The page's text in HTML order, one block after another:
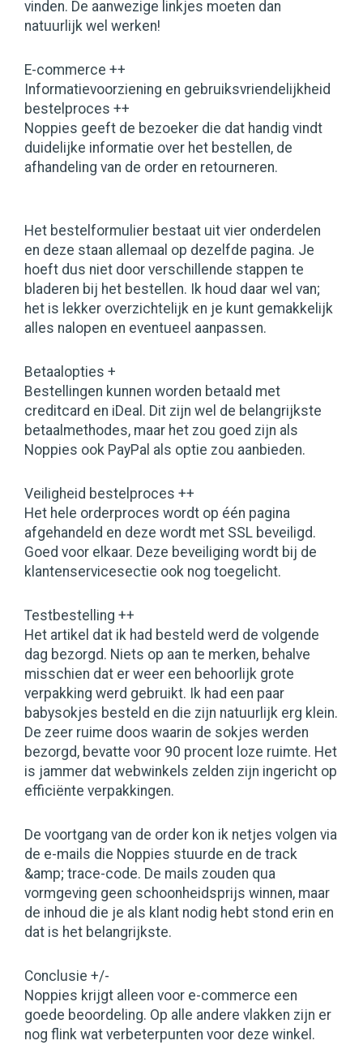
vinden. De aanwezige linkjes moeten dan
natuurlijk wel werken!
E-commerce ++
Informatievoorziening en gebruiksvriendelijkheid
bestelproces ++
Noppies geeft de bezoeker die dat handig vindt
duidelijke informatie over het bestellen, de
afhandeling van de order en retourneren.
Het bestelformulier bestaat uit vier onderdelen
en deze staan allemaal op dezelfde pagina. Je
hoeft dus niet door verschillende stappen te
bladeren bij het bestellen. Ik houd daar wel van;
het is lekker overzichtelijk en je kunt gemakkelijk
alles nalopen en eventueel aanpassen.
Betaalopties +
Bestellingen kunnen worden betaald met
creditcard en iDeal. Dit zijn wel de belangrijkste
betaalmethodes, maar het zou goed zijn als
Noppies ook PayPal als optie zou aanbieden.
Veiligheid bestelproces ++
Het hele orderproces wordt op één pagina
afgehandeld en deze wordt met SSL beveiligd.
Goed voor elkaar. Deze beveiliging wordt bij de
klantenservicesectie ook nog toegelicht.
Testbestelling ++
Het artikel dat ik had besteld werd de volgende
dag bezorgd. Niets op aan te merken, behalve
misschien dat er weer een behoorlijk grote
verpakking werd gebruikt. Ik had een paar
babysokjes besteld en die zijn natuurlijk erg klein.
De zeer ruime doos waarin de sokjes werden
bezorgd, bevatte voor 90 procent loze ruimte. Het
is jammer dat webwinkels zelden zijn ingericht op
efficiënte verpakkingen.
De voortgang van de order kon ik netjes volgen via
de e-mails die Noppies stuurde en de track
&amp; trace-code. De mails zouden qua
vormgeving geen schoonheidsprijs winnen, maar
de inhoud die je als klant nodig hebt stond erin en
dat is het belangrijkste.
Conclusie +/-
Noppies krijgt alleen voor e-commerce een
goede beoordeling. Op alle andere vlakken zijn er
nog flink wat verbeterpunten voor deze winkel.